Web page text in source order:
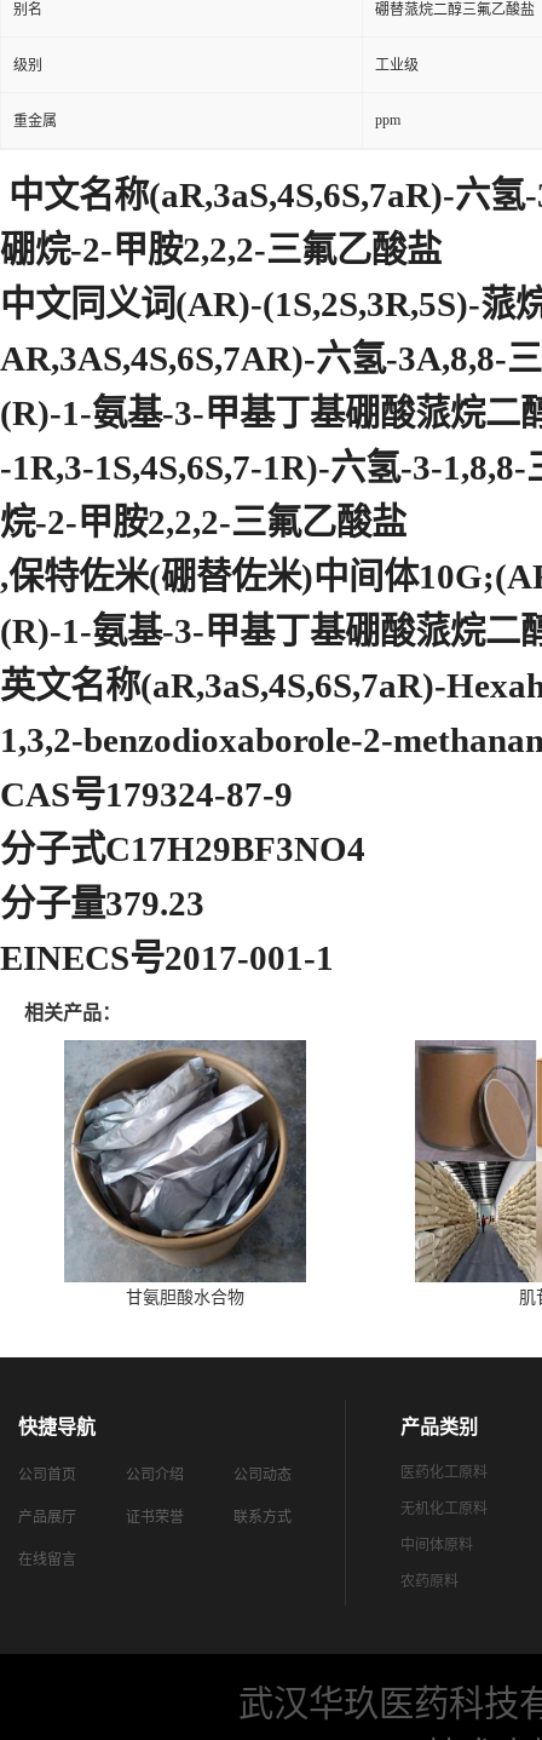
别名 硼替蒎烷二醇三氟乙酸盐
级别 工业级
重金属 ppm
中文名称(aR,3aS,4S,6S,7aR)-六
硼烷-2-甲胺2,2,2-三氟乙酸盐
中文同义词(ΑR)-(1S,2S,3R,5S)-
AR,3AS,4S,6S,7AR)-六氢-3A,8,8-
(R)-1-氨基-3-甲基丁基硼酸蒎烷
-1R,3-1S,4S,6S,7-1R)-六氢-3-
烷-2-甲胺2,2,2-三氟乙酸盐
,保特佐米(硼替佐米)中间体
(R)-1-氨基-3-甲基丁基硼酸蒎烷二
英文名称(aR,3aS,4S,6S,7aR)-
1,3,2-benzodioxaborole-2-
CAS号179324-87-9
分子式C17H29BF3NO4
分子量379.23
EINECS号2017-001-1
相关产品：
甘氨胆酸水合物 肌
快捷导航
公司首页 公司介绍 公司动态
产品展厅 证书荣誉 联系方式
在线留言
产品类别
医药化工原料
无机化工原料
中间体原料
农药原料
武汉华玖医药科技